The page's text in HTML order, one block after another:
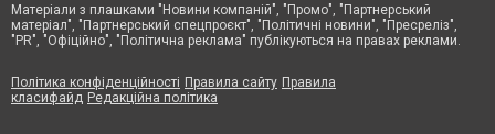
Матеріали з плашками "Новини компаній", "Промо", "Партнерський
матеріал", "Партнерський спецпроєкт", "Політичні новини", "Пресреліз",
"PR", "Офіційно", "Політична реклама" публікуються на правах реклами.
Політика конфіденційності Правила сайту Правила
класифайд Редакційна політика